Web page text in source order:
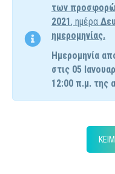
των
2021, ημέρα
ημερομηνίας.
Ημερομηνία
στις 05
12:00 π.μ. της